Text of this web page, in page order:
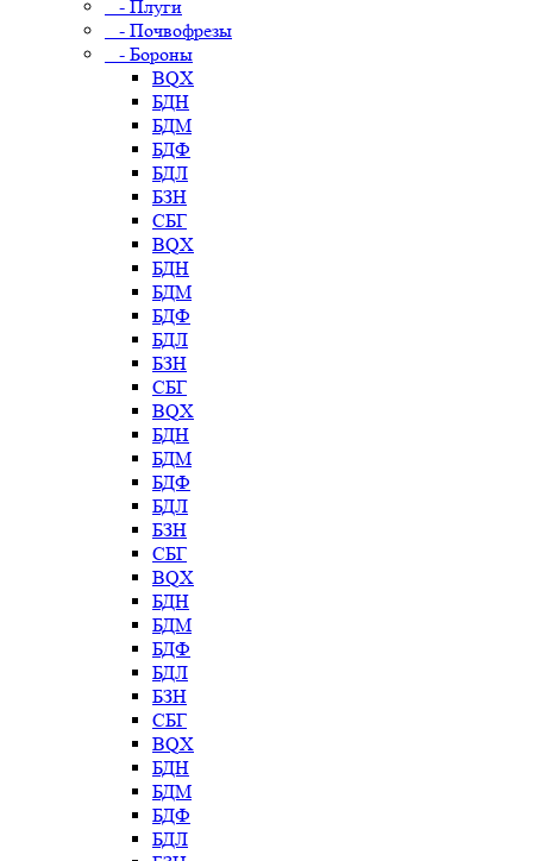
- Плуги
- Почвофрезы
- Бороны
BQX
БДН
БДМ
БДФ
БДЛ
БЗН
СБГ
BQX
БДН
БДМ
БДФ
БДЛ
БЗН
СБГ
BQX
БДН
БДМ
БДФ
БДЛ
БЗН
СБГ
BQX
БДН
БДМ
БДФ
БДЛ
БЗН
СБГ
BQX
БДН
БДМ
БДФ
БДЛ